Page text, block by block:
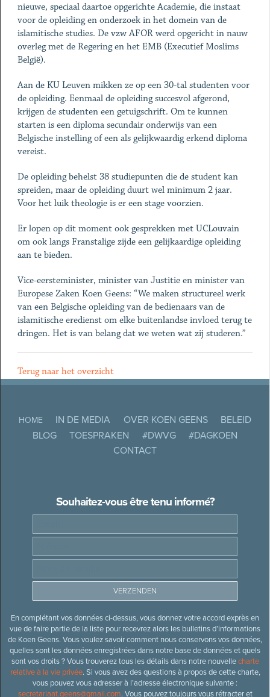
nieuwe, speciaal daartoe opgerichte Academie, die instaat
voor de opleiding en onderzoek in het domein van de
islamitische studies. De vzw AFOR werd opgericht in nauw
overleg met de Regering en het EMB (Executief Moslims
België).
Aan de KU Leuven mikken ze op een 30-tal studenten voor
de opleiding. Eenmaal de opleiding succesvol afgerond,
krijgen de studenten een getuigschrift. Om te kunnen
starten is een diploma secundair onderwijs van een
Belgische instelling of een als gelijkwaardig erkend diploma
vereist.
De opleiding behelst 38 studiepunten die de student kan
spreiden, maar de opleiding duurt wel minimum 2 jaar.
Voor het luik theologie is er een stage voorzien.
Er lopen op dit moment ook gesprekken met UCLouvain
om ook langs Franstalige zijde een gelijkaardige opleiding
aan te bieden.
Vice-eersteminister, minister van Justitie en minister van
Europese Zaken Koen Geens: “We maken structureel werk
van een Belgische opleiding van de bedienaars van de
islamitische eredienst om elke buitenlandse invloed terug te
dringen. Het is van belang dat we weten wat zij studeren.”
Terug naar het overzicht
HOME IN DE MEDIA OVER KOEN GEENS
BELEID
BLOG
TOESPRAKEN #DWVG
#DAGKOEN
CONTACT
Souhaitez-vous être tenu informé?
En complétant vos données ci-dessus, vous donnez votre accord exprès en
vue de faire partie de la liste pour recevrez alors les bulletins d’informations
de Koen Geens. Vous voulez savoir comment nous conservons vos données,
quelles sont les données enregistrées dans notre base de données et quels
sont vos droits ? Vous trouverez tous les détails dans notre nouvellecharte
relative à la vie privée. Si vous avez des questions à propos de cette charte,
vous pouvez vous adresser à l’adresse électronique suivante :
secretariaat.geens@gmail.com. Vous pouvez toujours vous rétracter et